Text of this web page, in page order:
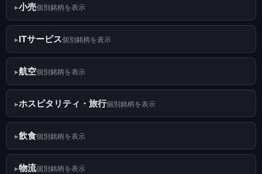
小売個別銘柄を表示
ITサービス個別銘柄を表示
航空個別銘柄を表示
ホスピタリティ・旅行個別銘柄を表示
飲食個別銘柄を表示
物流個別銘柄を表示